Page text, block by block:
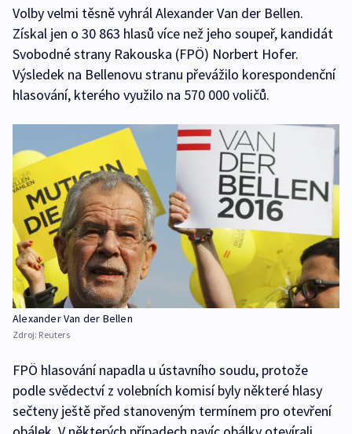
Volby velmi těsně vyhrál Alexander Van der Bellen.
Získal jen o 30 863 hlasů více než jeho soupeř, kandidát
Svobodné strany Rakouska (FPÖ) Norbert Hofer.
Výsledek na Bellenovu stranu převážilo korespondenční
hlasování, kterého využilo na 570 000 voličů.
Alexander Van der Bellen
Zdroj: Reuters
FPÖ hlasování napadla u ústavního soudu, protože
podle svědectví z volebních komisí byly některé hlasy
sečteny ještě před stanoveným termínem pro otevření